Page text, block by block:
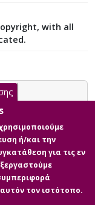
werden
und die
die
die
Arbeit.
Lernen
„die Bremer
des
eine
und
with all
της
(pdf)
ή/και την
για τις εν
τον ιστότοπο.